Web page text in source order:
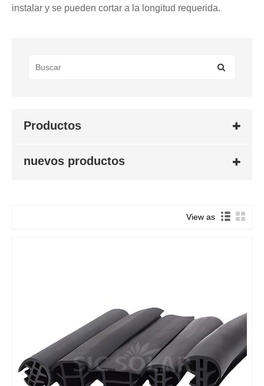
instalar y se pueden cortar a la longitud requerida.
Productos
nuevos productos
View as